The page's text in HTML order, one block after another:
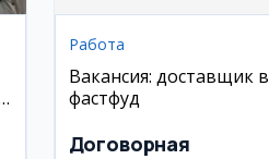
Работа
Вакансия: доставщик в
фастфуд
Договорная